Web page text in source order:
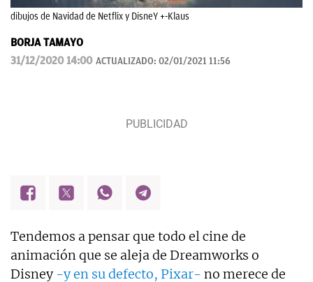
dibujos de Navidad de Netflix y DisneY +-Klaus
BORJA TAMAYO
31/12/2020 14:00 ACTUALIZADO: 02/01/2021 11:56
Tendemos a pensar que todo el cine de
animación que se aleja de Dreamworks o
Disney -y en su defecto, Pixar- no merece de